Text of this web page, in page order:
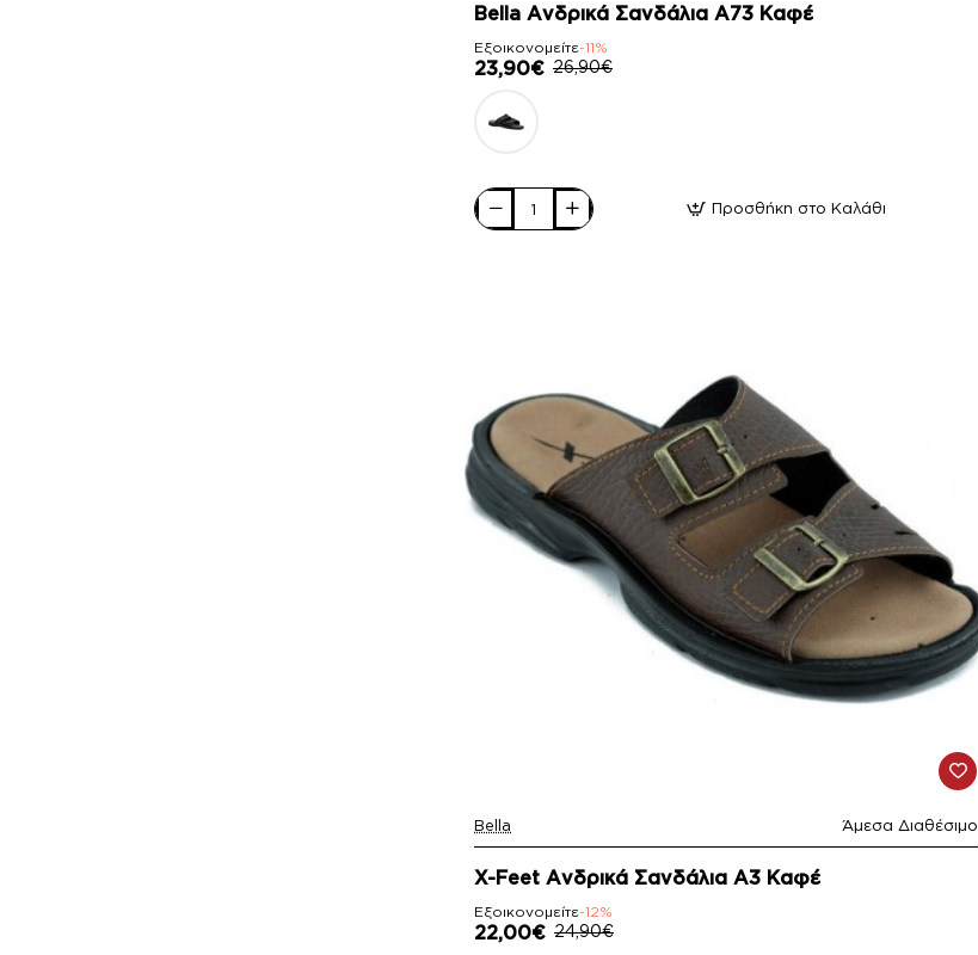
Bella Ανδρικά Σανδάλια Α73 Καφέ
Εξοικονομείτε-11%
23,90€ 26,90€
Bella
Ανδρικά
Προσθήκη στο Καλάθι
-12%
Bella Άμεσα Διαθέσιμο
X-Feet Ανδρικά Σανδάλια A3 Καφέ
Εξοικονομείτε-12%
22,00€ 24,90€